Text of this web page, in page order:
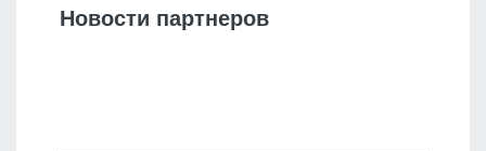
Новости партнеров